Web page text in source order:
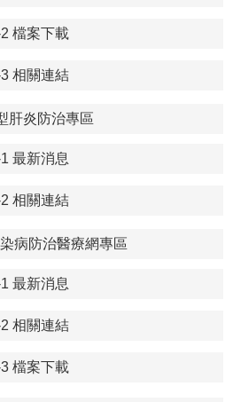
檔案下載
相關連結
肝炎防治專區
最新消息
相關連結
病防治醫療網專區
最新消息
相關連結
檔案下載